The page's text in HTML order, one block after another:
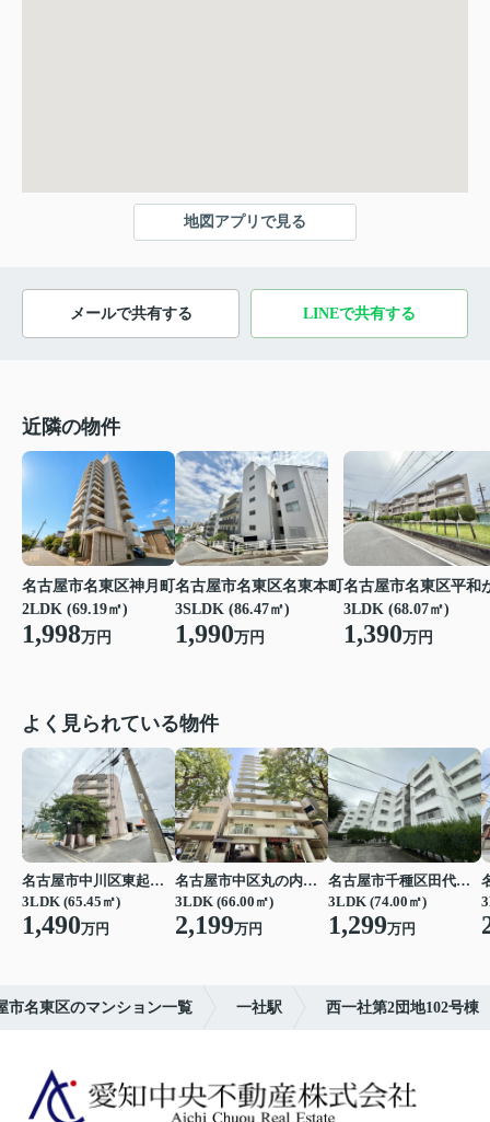
地図アプリで見る
メールで共有する LINEで共有する
近隣の物件
名古屋市名東区神月町
2LDK (69.19㎡)
1,998万円
名古屋市名東区名東本町
3SLDK (86.47㎡)
1,990万円
名古屋市名東区平和
3LDK (68.07㎡)
1,390万円
よく見られている物件
名古屋市中川区東起町２丁目
3LDK (65.45㎡)
1,490万円
名古屋市中区丸の内３丁目
3LDK (66.00㎡)
2,199万円
名古屋市千種区田代町字四観音道西
3LDK (74.00㎡)
1,299万円
市名東区のマンション一覧 一社駅 西一社第2団地102号棟